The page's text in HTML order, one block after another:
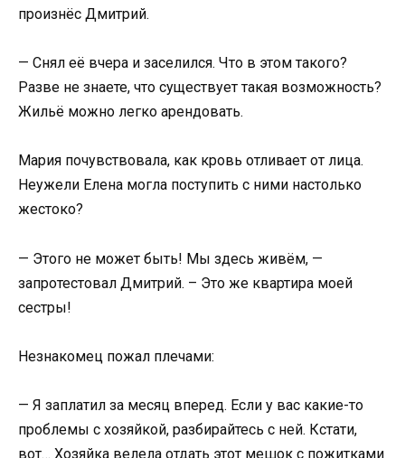
произнёс Дмитрий.
— Снял её вчера и заселился. Что в этом такого?
Разве не знаете, что существует такая возможность?
Жильё можно легко арендовать.
Мария почувствовала, как кровь отливает от лица.
Неужели Елена могла поступить с ними настолько
жестоко?
— Этого не может быть! Мы здесь живём, —
запротестовал Дмитрий. – Это же квартира моей
сестры!
Незнакомец пожал плечами:
— Я заплатил за месяц вперед. Если у вас какие-то
проблемы с хозяйкой, разбирайтесь с ней. Кстати,
вот… Хозяйка велела отдать этот мешок с пожитками